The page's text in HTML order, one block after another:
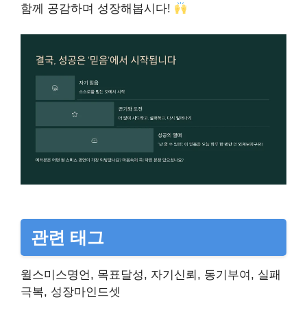
함께 공감하며 성장해봅시다!
관련 태그
윌스미스명언, 목표달성, 자기신뢰, 동기부여, 실패
극복, 성장마인드셋